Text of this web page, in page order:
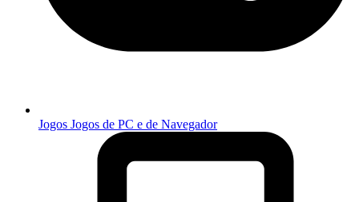
Jogos Jogos de PC e de Navegador